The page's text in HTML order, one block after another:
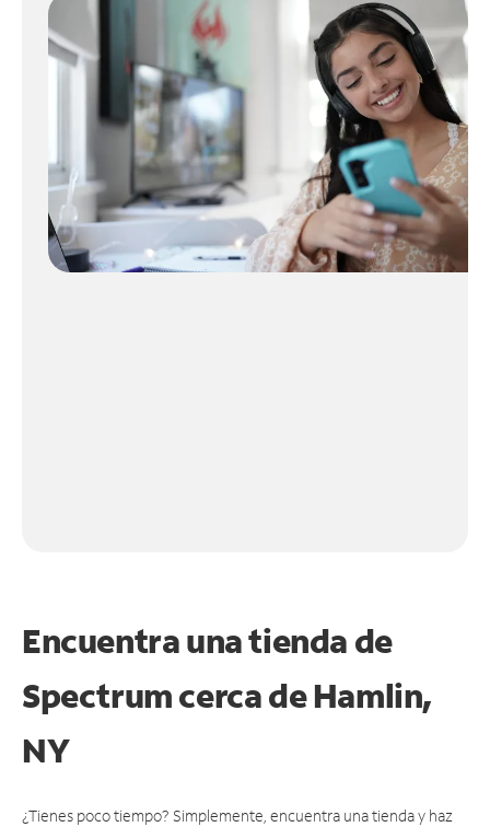
Encuentra una tienda de
Spectrumcerca de Hamlin,
NY
¿Tienes poco tiempo? Simplemente, encuentra una tienda y haz